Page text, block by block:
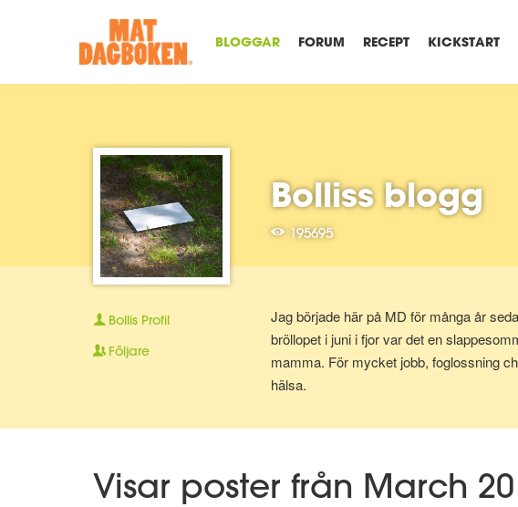
BLOGGAR FORUM RECEPT KICKSTART
Bolliss blogg
195695
Jag började här på MD för många år
bröllopet i juni i fjor var det en
mamma. För mycket jobb, foglossning
hälsa.
Bollis Profil
Följare
Visar poster från March